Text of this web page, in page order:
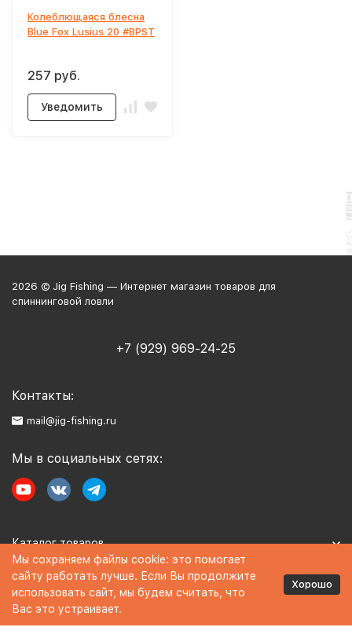
Колеблющаяся блесна
Blue Fox Lusius 20 #BPST
257 руб.
Уведомить
2026 © Jig Fishing — Интернет магазин товаров для
спиннинговой ловли
+7 (929) 969-24-25
Контакты:
mail@jig-fishing.ru
Мы в социальных сетях:
Каталог товаров
Информация
Политика персональных данных
Мы сохраняем файлы cookie: это помогает
сайту работать лучше. Если Вы продолжите
использовать сайт, мы будем считать, что
Вас это устраивает.
Хорошо